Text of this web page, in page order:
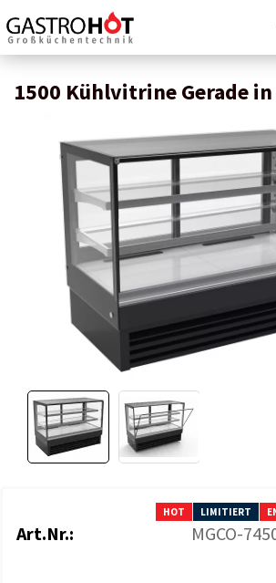
1500 Kühlvitrine Gerade
HOT LIMITIERT
Art.Nr.: MGCO-